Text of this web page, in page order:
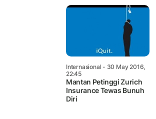
Internasional - 30 May 2016,
22:45
Mantan Petinggi Zurich
Insurance Tewas Bunuh
Diri